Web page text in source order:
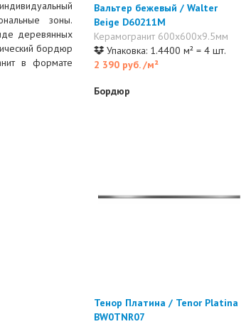
зоны.
деревянных
бордюр
в формате
Вальтер бежевый / Walter
Beige D60211M
Керамогранит 600x600x9.5мм
Упаковка: 1.4400 м² = 4 шт.
2 390 руб./м²
Бордюр
Тенор Платина / Tenor Platina
BW0TNR07